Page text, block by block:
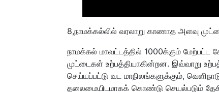
8,நாமக்கல்லில் வரலாறு காணாத அளவு
நாமக்கல் மாவட்டத்தில் 1000க்கும்
முட்டைகள் உற்பத்தியாகின்றன. இவ்வாறு
செய்யப்பட்டு வட மாநிலங்களுக்கும்,
தலைமையிடமாகக் கொண்டு செயல்படும்